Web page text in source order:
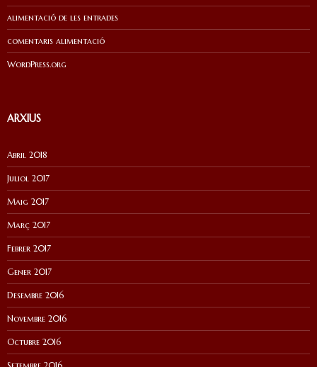
alimentació de les entrades
comentaris alimentació
WordPress.org
ARXIUS
Abril 2018
Juliol 2017
Maig 2017
Març 2017
Febrer 2017
Gener 2017
Desembre 2016
Novembre 2016
Octubre 2016